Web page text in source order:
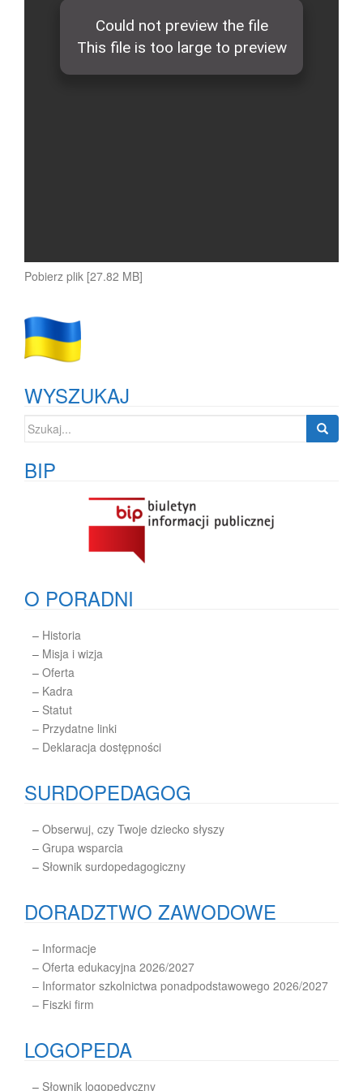
Pobierz plik [27.82 MB]
WYSZUKAJ
Szukaj:
BIP
O PORADNI
– Historia
– Misja i wizja
– Oferta
– Kadra
– Statut
– Przydatne linki
– Deklaracja dostępności
SURDOPEDAGOG
– Obserwuj, czy Twoje dziecko słyszy
– Grupa wsparcia
– Słownik surdopedagogiczny
DORADZTWO ZAWODOWE
– Informacje
– Oferta edukacyjna 2026/2027
– Informator szkolnictwa ponadpodstawowego 2026/2027
– Fiszki firm
LOGOPEDA
– Słownik logopedyczny